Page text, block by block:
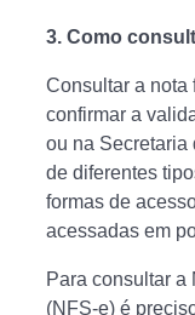
3. Como
Consultar a nota
confirmar a
ou na Secretaria
de diferentes
formas de
acessadas em
Para consultar a
(NFS-e) é